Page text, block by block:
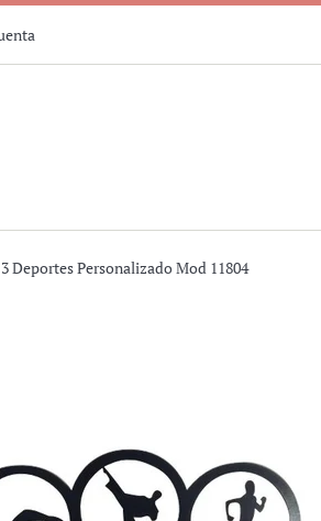
Deportes Personalizado Mod 11804